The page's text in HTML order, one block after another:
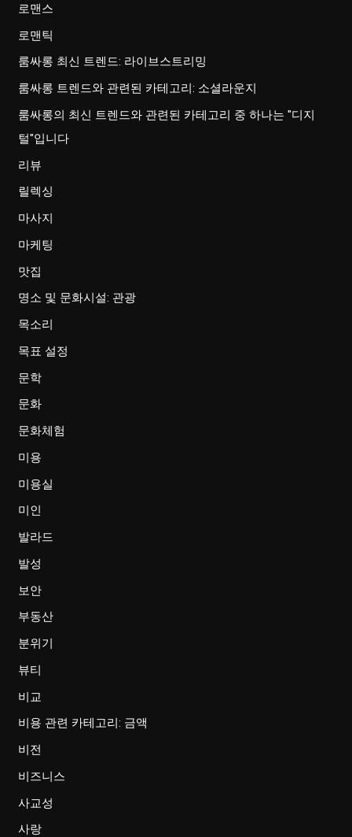
로맨스
로맨틱
룸싸롱 최신 트렌드: 라이브스트리밍
룸싸롱 트렌드와 관련된 카테고리: 소셜라운지
룸싸롱의 최신 트렌드와 관련된 카테고리 중 하나는 "디지
털"입니다
리뷰
릴렉싱
마사지
마케팅
맛집
명소 및 문화시설: 관광
목소리
목표 설정
문학
문화
문화체험
미용
미용실
미인
발라드
발성
보안
부동산
분위기
뷰티
비교
비용 관련 카테고리: 금액
비전
비즈니스
사교성
사랑